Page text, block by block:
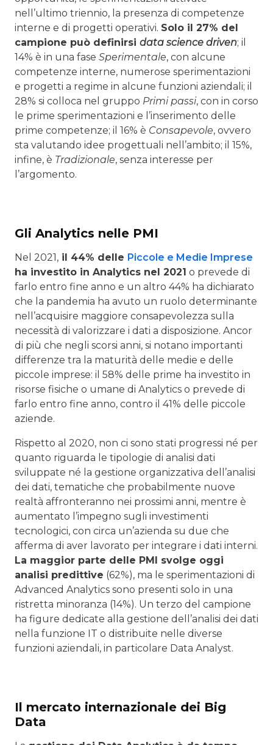
nell’ultimo triennio, la presenza di competenze
interne e di progetti operativi. Solo il 27% del
campione può definirsi data science driven; il
14% è in una fase Sperimentale, con alcune
competenze interne, numerose sperimentazioni
e progetti a regime in alcune funzioni aziendali; il
28% si colloca nel gruppo Primi passi, con in corso
le prime sperimentazioni e l’inserimento delle
prime competenze; il 16% è Consapevole, ovvero
sta valutando idee progettuali nell’ambito; il 15%,
infine, è Tradizionale, senza interesse per
l’argomento.
Gli Analytics nelle PMI
Nel 2021, il 44% delle Piccole e Medie Imprese
ha investito in Analytics nel 2021 o prevede di
farlo entro fine anno e un altro 44% ha dichiarato
che la pandemia ha avuto un ruolo determinante
nell’acquisire maggiore consapevolezza sulla
necessità di valorizzare i dati a disposizione. Ancor
di più che negli scorsi anni, si notano importanti
differenze tra la maturità delle medie e delle
piccole imprese: il 58% delle prime ha investito in
risorse fisiche o umane di Analytics o prevede di
farlo entro fine anno, contro il 41% delle piccole
aziende.
Rispetto al 2020, non ci sono stati progressi né per
quanto riguarda le tipologie di analisi dati
sviluppate né la gestione organizzativa dell’analisi
dei dati, tematiche che probabilmente nuove
realtà affronteranno nei prossimi anni, mentre è
aumentato l’impegno sugli investimenti
tecnologici, con circa un’azienda su due che
afferma di aver lavorato per integrare i dati interni.
La maggior parte delle PMI svolge oggi
analisi predittive (62%), ma le sperimentazioni di
Advanced Analytics sono presenti solo in una
ristretta minoranza (14%). Un terzo del campione
ha figure dedicate alla gestione dell’analisi dei dati
nella funzione IT o distribuite nelle diverse
funzioni aziendali, in particolare Data Analyst.
Il mercato internazionale dei Big
Data